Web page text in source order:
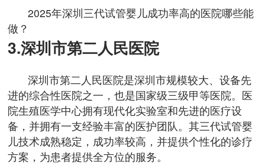
2025年深圳三代试管婴儿成功率高的医院哪些能
做？
3.深圳市第二人民医院
深圳市第二人民医院是深圳市规模较大、设备先
进的综合性医院之一，也是国家级三级甲等医院。医
院生殖医学中心拥有现代化实验室和先进的医疗设
备，并拥有一支经验丰富的医护团队。其三代试管婴
儿技术成熟稳定，成功率较高，并提供个性化的诊疗
方案，为患者提供全方位的服务。